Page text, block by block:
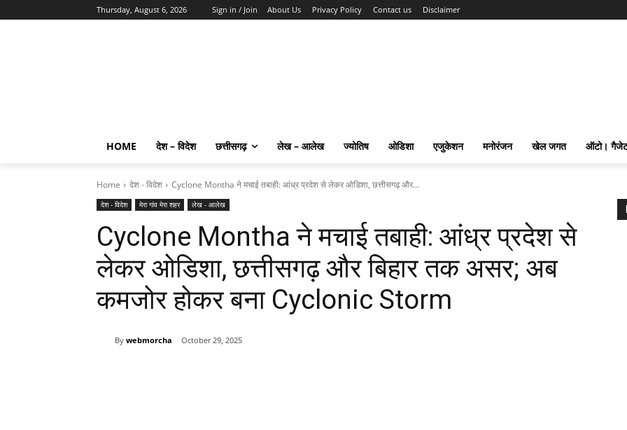
Thursday, August 6, 2026 Sign in / Join About Us Privacy Policy Contact us Disclaimer
HOME देश – विदेश छत्तीसगढ़ लेख – आलेख ज्योतिष ओडिशा एजुकेशन मनोरंजन खेल जगत ऑटो।
Home देश - विदेश Cyclone Montha ने मचाई तबाही: आंध्र प्रदेश से लेकर ओडिशा, छत्तीसगढ़ और...
देश - विदेश मेरा गांव मेरा शहर लेख - आलेख
Cyclone Montha ने मचाई तबाही: आंध्र प्रदेश से
लेकर ओडिशा, छत्तीसगढ़ और बिहार तक असर; अब
कमजोर होकर बना Cyclonic Storm
By webmorcha October 29, 2025